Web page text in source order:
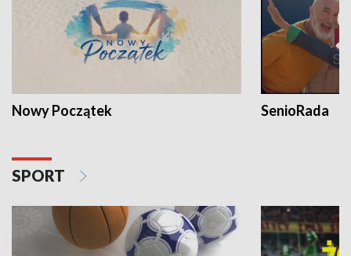
Nowy Początek SenioRada
SPORT